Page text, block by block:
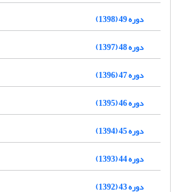
دوره 49 (1398)
دوره 48 (1397)
دوره 47 (1396)
دوره 46 (1395)
دوره 45 (1394)
دوره 44 (1393)
دوره 43 (1392)